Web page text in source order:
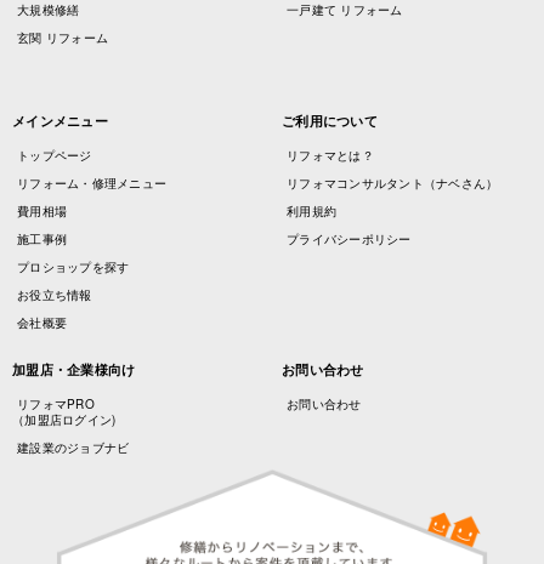
大規模修繕
玄関 リフォーム
一戸建て リフォーム
メインメニュー
トップページ
リフォーム・修理メニュー
費用相場
施工事例
プロショップを探す
お役立ち情報
会社概要
ご利用について
リフォマとは？
リフォマコンサルタント（ナベさん）
利用規約
プライバシーポリシー
加盟店・企業様向け
リフォマPRO
（加盟店ログイン)
建設業のジョブナビ
お問い合わせ
お問い合わせ